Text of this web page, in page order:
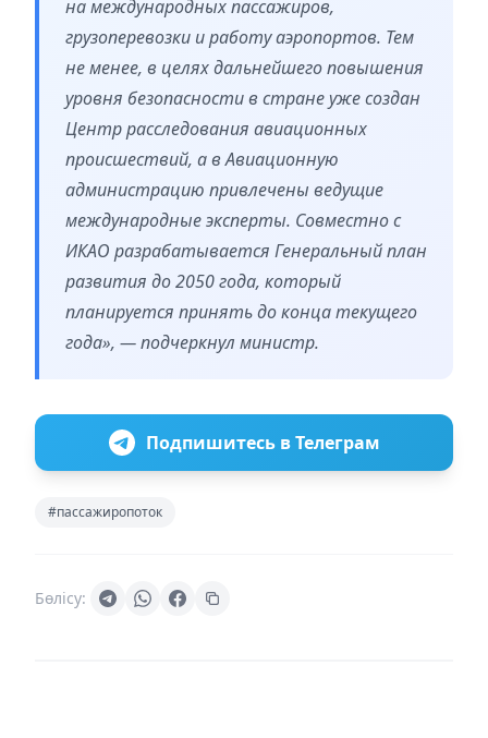
на международных пассажиров,
грузоперевозки и работу аэропортов. Тем
не менее, в целях дальнейшего повышения
уровня безопасности в стране уже создан
Центр расследования авиационных
происшествий, а в Авиационную
администрацию привлечены ведущие
международные эксперты. Совместно с
ИКАО разрабатывается Генеральный план
развития до 2050 года, который
планируется принять до конца текущего
года», — подчеркнул министр.
Подпишитесь в Телеграм
#пассажиропоток
Бөлісу: